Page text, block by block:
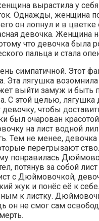
вырастила у
Однажды, женщина
он лопнул и в цветке
девочка. Женщина
что девочка была
пальца и стала
симпатичной. Этот
Эта лягушка возомнила
выйти замуж и быть
С этой целью, лягушка
девочку, чтобы
был очарован
на лист водной
Тем не менее, девочка
перегрызают
понравилась
потянув за собой
с Дюймовочкой,
жук и понёс её к
к листку.
он не смог сам